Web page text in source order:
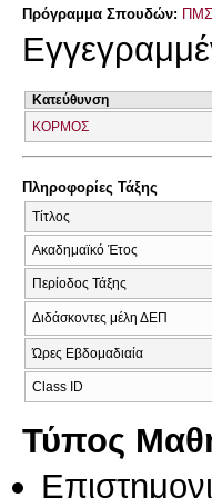
Πρόγραμμα Σπουδών: ΠΜΣ
Κατεύθυνση
ΚΟΡΜΟΣ
Πληροφορίες Τάξης
Τίτλος
Ακαδημαϊκό Έτος
Περίοδος Τάξης
Διδάσκοντες μέλη ΔΕΠ
Ώρες Εβδομαδιαία
Class ID
Τύπος